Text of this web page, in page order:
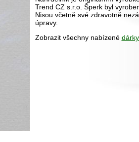
Trend CZ s.r.o. Šperk byl
Nisou včetně své zdravotně
úpravy.
Zobrazit všechny nabízené